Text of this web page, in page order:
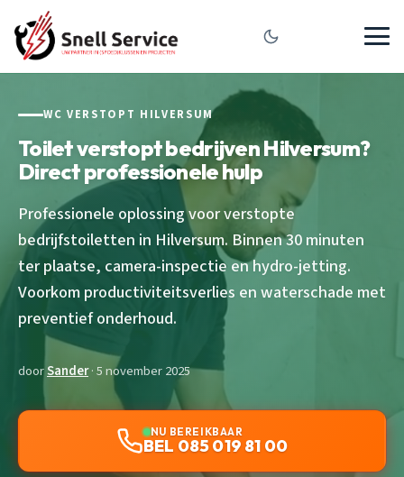
WC VERSTOPT HILVERSUM
Toilet verstopt bedrijven Hilversum?
Direct professionele hulp
Professionele oplossing voor verstopte
bedrijfstoiletten in Hilversum. Binnen 30 minuten
ter plaatse, camera-inspectie en hydro-jetting.
Voorkom productiviteitsverlies en waterschade met
preventief onderhoud.
doorSander· 5 november 2025
NU BEREIKBAAR
BEL 085 019 81 00